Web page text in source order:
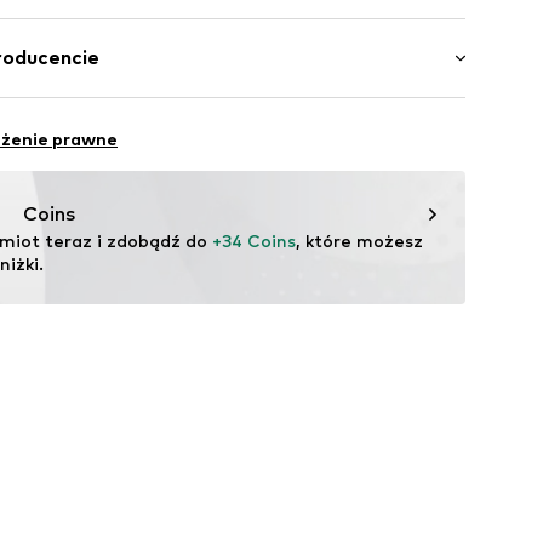
5% Elastan
308 prawne
Coins
teraz i zdobądź do +34 Coins, które możesz